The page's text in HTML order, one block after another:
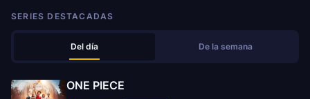
SERIES DESTACADAS
Del día De la semana
ONE PIECE